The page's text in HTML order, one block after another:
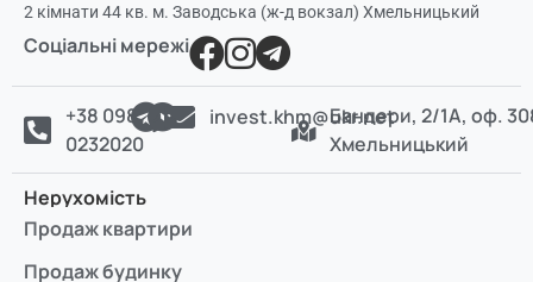
2 кімнати 44 кв. м. Заводська (ж-д вокзал) Хмельницький
Соціальні мережі
+38 098
0232020
invest.khm@ukr.netБандери, 2/1А, оф.
Хмельницький
Нерухомість
Продаж квартири
Продаж будинку